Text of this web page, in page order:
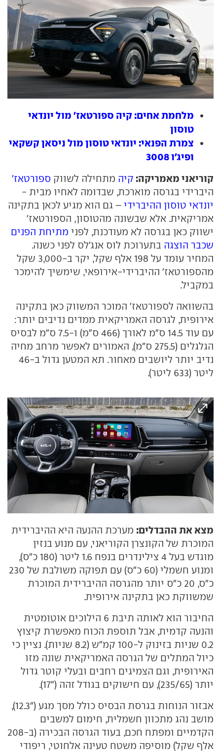
מלחמת אחים: קיה ספורטאז' מול יונדאי
טוסון
צמרת הפנאי: יונדאי טוסון מול ניסאן קשקאי
ופיג'ו 3008
קוריאני מאמריקה: קיה מתחילה לשווק ספורטאז'
היברידי בגרסה מוארכת, שבדומה לאחיו מבית -
יונדאי טוסון ההיברידי – גם הוא מגיע לכאן בתקינה
אמריקאית. אלא שבשונה מהטוסון, הספורטאז'
ישווק כאן בגרסה לא מעודכנת, לפני מתיחת הפנים
שכבר הוצגה בתערוכת לוס אנג'לס לפני כשנה.
המחיר עומד על 198 אלף שקל, יקר ב-3,000 שקל
מהספורטאז' ההיברידי-אירופאי, שימשיך להימכר
במקביל.
בהשוואה לספורטאז' המוכר המשווק כאן בתקינה
אירופית, לגרסה האמריקאית ממדים נדיבים יותר:
עם עוד 14.5 ס"מ לאורך (466 ס"מ) ו-7.5 ס"מ לבסיס
הגלגלים (275.5 ס"מ), האמורים לאפשר מרחב מחיה
נדיב יותר ליושבים מאחור. תא המטען גדול ב-46
ליטר (633 ליטר).
מצא את ההבדלים: מערכת ההנעה היא ההיברידית
המוכרת של הקונצרן הקוריאני, עם מנוע בנזין
מוגדש בעל 4 צילינדרים בנפח 1.6 ליטר (180 כ"ס),
ומנוע חשמלי (60 כ"ס) עם תפוקה משולבת של 230
כ"ס, 20 כ"ס יותר מהגרסה ההיברידית המוכרת
שמשווקת כאן בתקינה אירופית.
החיבור הוא לאותה תיבת 6 הילוכים אוטומטית
והנעה קדמית, אבל תוספת הכוח מאפשרת קיצוץ
0.2 שניות בזינוק ל-100 קמ"ש (8.2 שניות). נציין כי
כיול המתלים של הגרסה האמריקאית שונה מזו
האירופית, וגם הצמיגים רחבים ובעלי קוטר גדול
יותר (235/65), עם חישוקים בגודל זהה ("17).
אבזור הנוחות בגרסת הבסיס כולל מסך מגע ("12.3),
מושב נהג מתכוון חשמלית, חימום למשבים
הקדמיים ומפתח חכם, בעוד הגרסה הבכירה (ב-208
אלף שקל) מוסיפה משטח טעינה אלחוטי, ריפודי